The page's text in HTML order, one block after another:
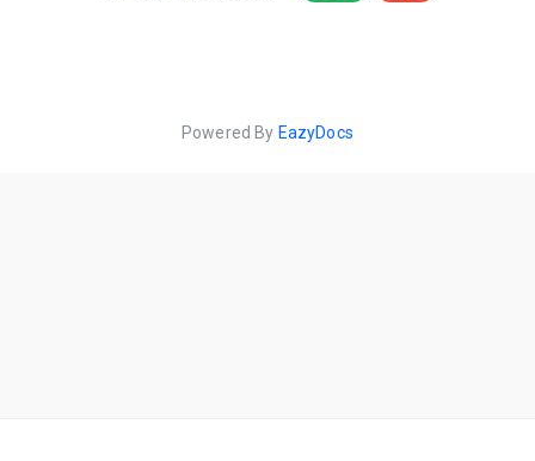
Powered By EazyDocs